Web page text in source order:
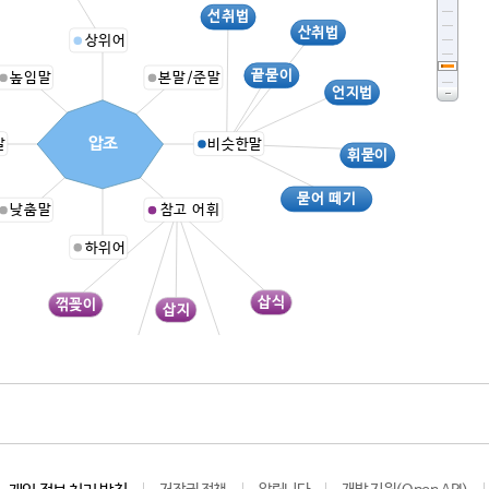
상위어
본말/준말
산취법
선취법
끝묻이
언지법
묻어 떼기
휘묻이
비슷한말
삽식
삽지
꺾꽂이
참고 어휘
하위어
낮춤말
높임말
압조